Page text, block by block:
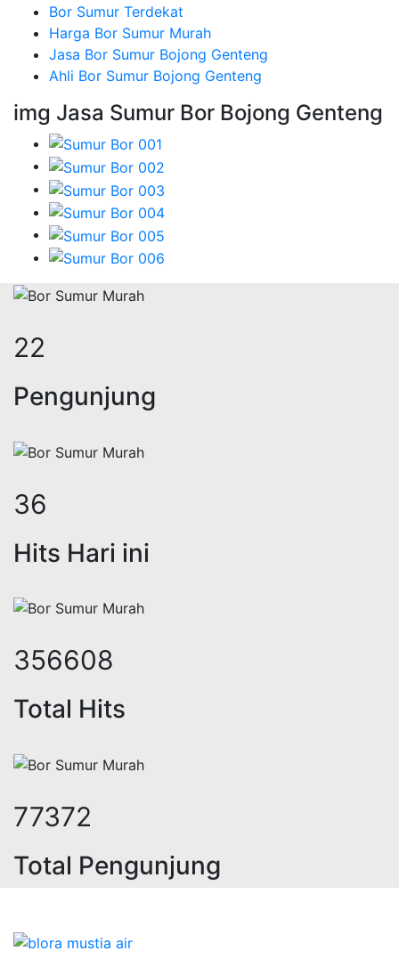
Bor Sumur Terdekat
Harga Bor Sumur Murah
Jasa Bor Sumur Bojong Genteng
Ahli Bor Sumur Bojong Genteng
img Jasa Sumur Bor Bojong Genteng
28
Pengunjung
44
Hits Hari ini
443274
Total Hits
96250
Total Pengunjung